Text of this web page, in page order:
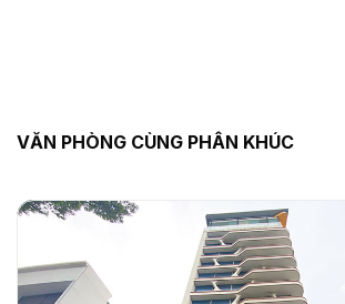
VĂN PHÒNG CÙNG PHÂN KHÚC